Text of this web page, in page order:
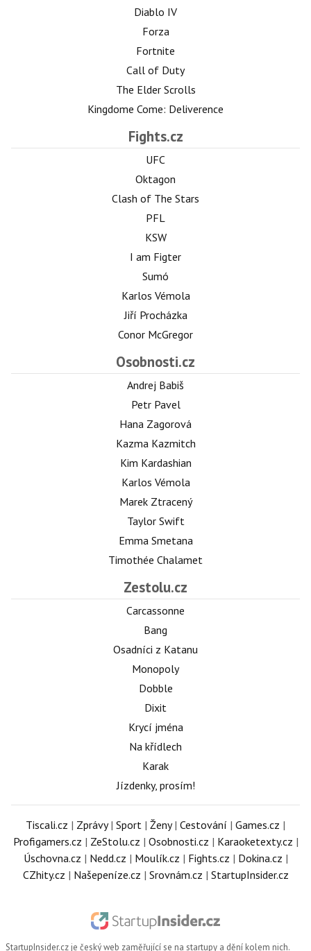
Diablo IV
Forza
Fortnite
Call of Duty
The Elder Scrolls
Kingdome Come: Deliverence
Fights.cz
UFC
Oktagon
Clash of The Stars
PFL
KSW
I am Figter
Sumó
Karlos Vémola
Jiří Procházka
Conor McGregor
Osobnosti.cz
Andrej Babiš
Petr Pavel
Hana Zagorová
Kazma Kazmitch
Kim Kardashian
Karlos Vémola
Marek Ztracený
Taylor Swift
Emma Smetana
Timothée Chalamet
Zestolu.cz
Carcassonne
Bang
Osadníci z Katanu
Monopoly
Dobble
Dixit
Krycí jména
Na křídlech
Karak
Jízdenky, prosím!
Tiscali.cz | Zprávy| Sport | Ženy| Cestování | Games.cz |
Profigamers.cz | ZeStolu.cz | Osobnosti.cz | Karaoketexty.cz |
Úschovna.cz | Nedd.cz | Moulík.cz | Fights.cz | Dokina.cz |
CZhity.cz | Našepeníze.cz | Srovnám.cz | StartupInsider.cz
StartupInsider.cz je český web zaměřující se na startupy a dění kolem nich.